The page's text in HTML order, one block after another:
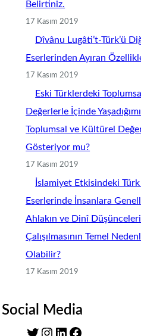
Belirtiniz.
17 Kasım 2019
Dîvânu Lugâti’t-Türk’ü
Eserlerinden Ayıran
17 Kasım 2019
Eski Türklerdeki
Değerlerle İçinde
Toplumsal ve Kültürel
Gösteriyor mu?
17 Kasım 2019
İslamiyet Etkisindeki Türk
Eserlerinde İnsanlara
Ahlakın ve Dinî
Çalışılmasının Temel
Olabilir?
17 Kasım 2019
Social Media